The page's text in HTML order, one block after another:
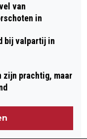
van
in
bij valpartij in
zijn prachtig, maar